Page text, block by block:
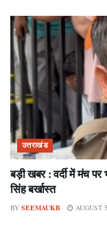
उत्तराखंड
बड़ी खबर : वर्दी में मंच
सिंह बर्खास्त
BY SEEMAUKB AUGUST